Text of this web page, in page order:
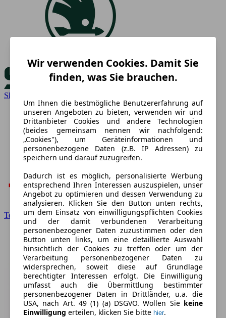
Skoda
Toyota
Wir verwenden Cookies. Damit Sie
finden, was Sie brauchen.
Um Ihnen die bestmögliche Benutzererfahrung auf
unseren Angeboten zu bieten, verwenden wir und
Drittanbieter Cookies und andere Technologien
(beides gemeinsam nennen wir nachfolgend:
„Cookies"), um Geräteinformationen und
personenbezogene Daten (z.B. IP Adressen) zu
speichern und darauf zuzugreifen.
Dadurch ist es möglich, personalisierte Werbung
entsprechend Ihren Interessen auszuspielen, unser
Angebot zu optimieren und dessen Verwendung zu
analysieren. Klicken Sie den Button unten rechts,
um dem Einsatz von einwilligungspflichten Cookies
und der damit verbundenen Verarbeitung
personenbezogener Daten zuzustimmen oder den
Button unten links, um eine detaillierte Auswahl
hinsichtlich der Cookies zu treffen oder um der
Verarbeitung personenbezogener Daten zu
widersprechen, soweit diese auf Grundlage
berechtigter Interessen erfolgt. Die Einwilligung
umfasst auch die Übermittlung bestimmter
personenbezogener Daten in Drittländer, u.a. die
USA, nach Art. 49 (1) (a) DSGVO. Wollen Sie keine
Einwilligung erteilen, klicken Sie bitte hier.